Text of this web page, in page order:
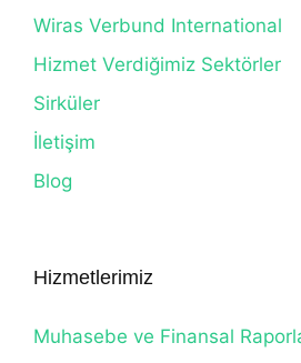
Wiras Verbund International
Hizmet Verdiğimiz Sektörler
Sirküler
İletişim
Blog
Hizmetlerimiz
Muhasebe ve Finansal